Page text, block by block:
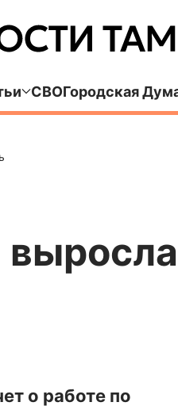
СВОГородская
о работе по